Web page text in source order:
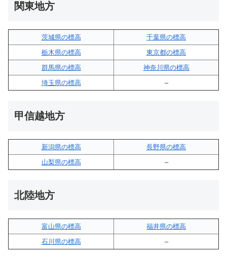
関東地方
茨城県の標高
千葉県の標高
栃木県の標高
東京都の標高
群馬県の標高
神奈川県の標高
埼玉県の標高
–
甲信越地方
新潟県の標高
長野県の標高
山梨県の標高
–
北陸地方
富山県の標高
福井県の標高
石川県の標高
–